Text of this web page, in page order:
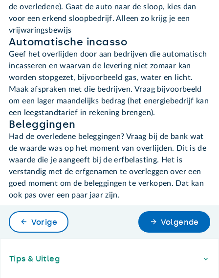
de overledene). Gaat de auto naar de sloop, kies dan
voor een erkend sloopbedrijf. Alleen zo krijg je een
vrijwaringsbewijs
Automatische incasso
Geef het overlijden door aan bedrijven die automatisch
incasseren en waarvan de levering niet zomaar kan
worden stopgezet, bijvoorbeeld gas, water en licht.
Maak afspraken met die bedrijven. Vraag bijvoorbeeld
om een lager maandelijks bedrag (het energiebedrijf kan
een leegstandtarief in rekening brengen).
Beleggingen
Had de overledene beleggingen? Vraag bij de bank wat
de waarde was op het moment van overlijden. Dit is de
waarde die je aangeeft bij de erfbelasting. Het is
verstandig met de erfgenamen te overleggen over een
goed moment om de beleggingen te verkopen. Dat kan
ook pas over een paar jaar zijn.
Vorige Volgende
Tips & Uitleg